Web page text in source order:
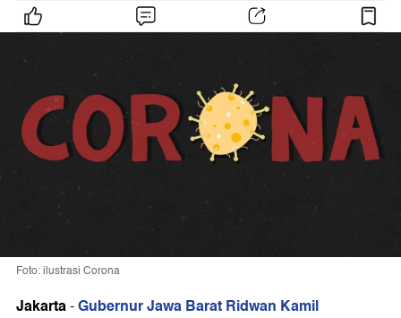
Foto: ilustrasi Corona
Jakarta-Gubernur Jawa Barat Ridwan Kamil